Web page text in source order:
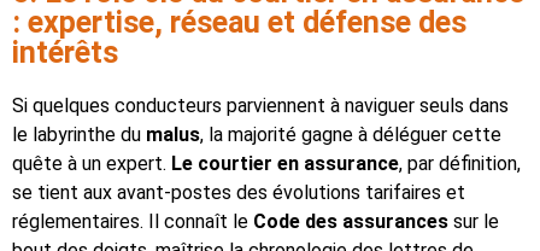
: expertise, réseau et défense des
intérêts
Si quelques conducteurs parviennent à naviguer seuls dans
le labyrinthe du malus, la majorité gagne à déléguer cette
quête à un expert. Le courtier en assurance, par définition,
se tient aux avant-postes des évolutions tarifaires et
réglementaires. Il connaît le Code des assurances sur le